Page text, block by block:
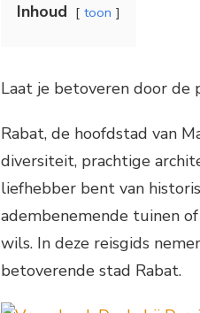
Inhoud toon
Laat je betoveren door de
Rabat, de hoofdstad van
diversiteit, prachtige
liefhebber bent van
adembenemende tuinen
wils. In deze reisgids
betoverende stad Rabat.